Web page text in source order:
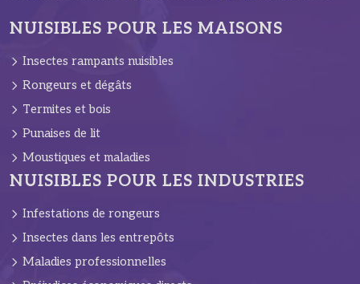
NUISIBLES POUR LES MAISONS
Insectes rampants nuisibles
Rongeurs et dégâts
Termites et bois
Punaises de lit
Moustiques et maladies
NUISIBLES POUR LES INDUSTRIES
Infestations de rongeurs
Insectes dans les entrepôts
Maladies professionnelles